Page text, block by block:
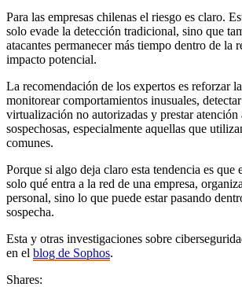
Para las empresas chilenas el riesgo es claro.
solo evade la detección tradicional, sino que
atacantes permanecer más tiempo dentro de la
impacto potencial.
La recomendación de los expertos es reforzar
monitorear comportamientos inusuales,
virtualización no autorizadas y prestar atención
sospechosas, especialmente aquellas que
comunes.
Porque si algo deja claro esta tendencia es que
solo qué entra a la red de una empresa,
personal, sino lo que puede estar pasando
sospecha.
Esta y otras investigaciones sobre
en el blog de Sophos.
Shares: